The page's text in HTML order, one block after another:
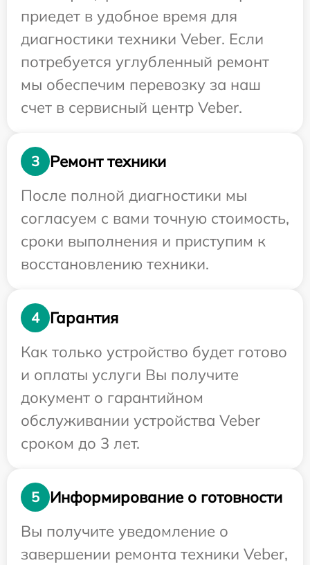
приедет в удобное время для
диагностики техники Veber. Если
потребуется углубленный ремонт
мы обеспечим перевозку за наш
счет в сервисный центр Veber.
3
Ремонт техники
После полной диагностики мы
согласуем с вами точную стоимость,
сроки выполнения и приступим к
восстановлению техники.
4
Гарантия
Как только устройство будет готово
и оплаты услуги Вы получите
документ о гарантийном
обслуживании устройства Veber
сроком до 3 лет.
5
Информирование о готовности
Вы получите уведомление о
завершении ремонта техники Veber,